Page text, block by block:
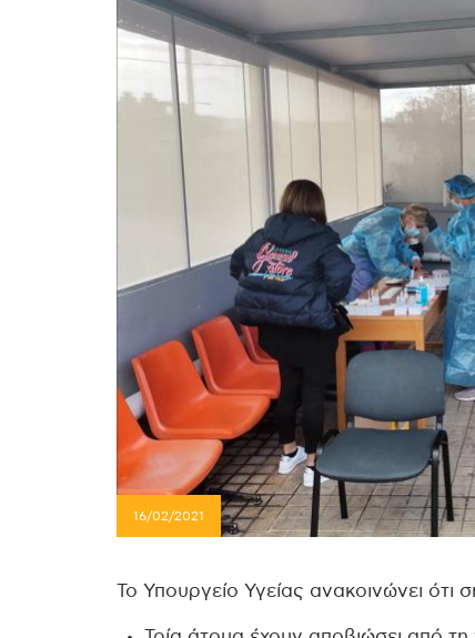
16/02/2021
Το Υπουργείο Υγείας ανακοινώνει ότι